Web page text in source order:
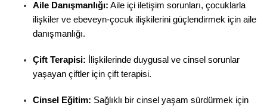
Aile Danışmanlığı: Aile içi iletişim sorunları, çocuklarla
ilişkiler ve ebeveyn-çocuk ilişkilerini güçlendirmek için aile
danışmanlığı.
Çift Terapisi: İlişkilerinde duygusal ve cinsel sorunlar
yaşayan çiftler için çift terapisi.
Cinsel Eğitim: Sağlıklı bir cinsel yaşam sürdürmek için